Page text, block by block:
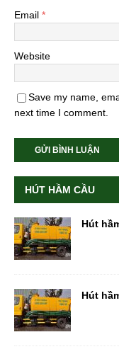
Email *
Website
Save my name,
next time I comment.
HÚT HẦM CẦU
Hút
Hút